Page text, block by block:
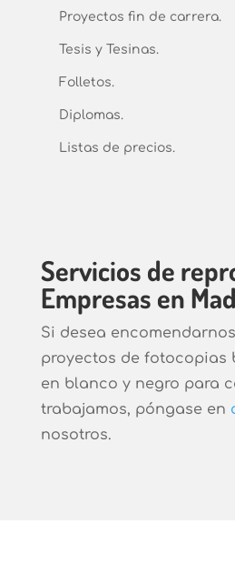
Proyectos fin de carrera.
Tesis y Tesinas.
Folletos.
Diplomas.
Listas de precios.
Servicios de
Empresas en
Si desea
proyectos de fotocopias
en blanco y negro para
trabajamos, póngase en
nosotros.